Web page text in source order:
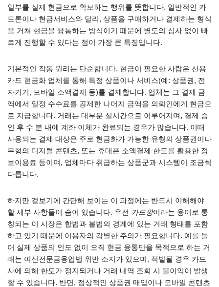
일부를 실제 현금으로 확보하는 행위를 뜻합니다. 일반적인 카
드론이나 현금서비스와 달리, 상품을 구매하거나 결제하는 형식
을 거쳐 현금을 융통하는 방식이기 때문에 별도의 심사 없이 빠
르게 진행할 수 있다는 점이 가장 큰 특징입니다.
기본적인 작동 원리는 단순합니다. 현금이 필요한 사람은 신용
카드 현금화 업체를 통해 특정 상품이나 서비스(예: 상품권, 전
자기기, 모바일 소액결제 등)를 결제합니다. 업체는 그 결제 금
액에서 일정 수수료를 공제한 나머지 금액을 의뢰인에게 현금으
로 지급합니다. 거래는 대부분 실시간으로 이루어지며, 결제 승
인 후 수 분 내에 계좌 이체가 완료되는 경우가 많습니다. 이때
사용되는 결제 대상은 주로 현금화가 가능한 유형의 상품권이나
무형의 디지털 콘텐츠, 또는 휴대폰 소액결제 한도를 활용한 정
보이용료 등이며, 업체마다 취급하는 상품군과 시스템이 조금씩
다릅니다.
하지만 겉보기에 간단해 보이는 이 과정에는 반드시 이해해야
할 세부 사항들이 숨어 있습니다. 우선 카드깡이라는 용어로 통
칭되는 이 시장은 합법과 불법의 경계에 있는 거래 형태를 포함
하고 있기 때문에 이용자의 각별한 주의가 필요합니다. 예를 들
어 실제 상품의 인도 없이 오직 현금 융통만을 목적으로 하는 거
래는 여신전문금융업법 위반 소지가 있으며, 적발될 경우 카드
사에 의해 한도가 정지되거나 거래 내역 조회 시 불이익이 발생
할 수 있습니다. 반면, 정상적인 상품권 매입이나 모바일 콘텐츠